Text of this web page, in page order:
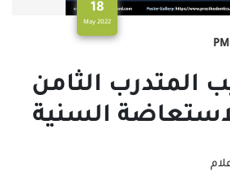
18
2022 May
المتدرب الثامن
السنية